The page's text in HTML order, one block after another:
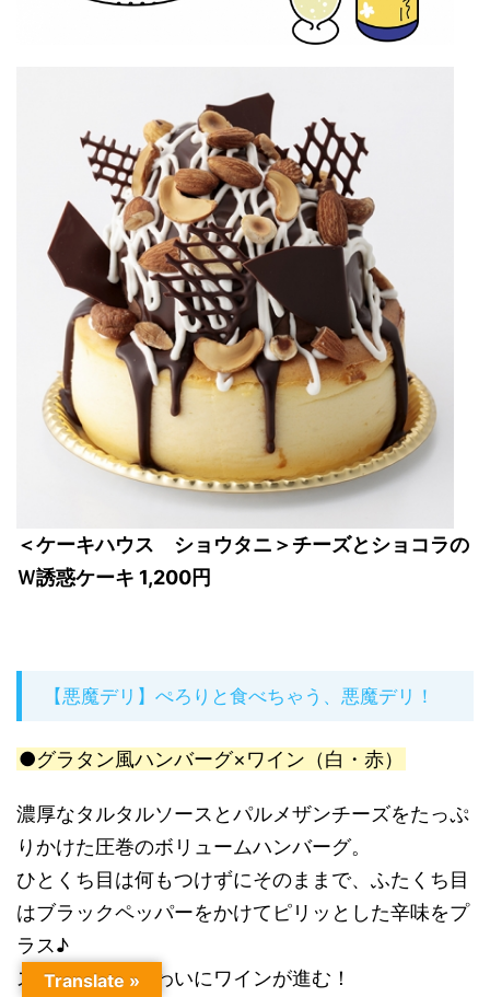
＜ケーキハウス ショウタニ＞チーズとショコラの
Ｗ誘惑ケーキ 1,200円
【悪魔デリ】ぺろりと食べちゃう、悪魔デリ！
●グラタン風ハンバーグ×ワイン（白・赤）
濃厚なタルタルソースとパルメザンチーズをたっぷ
りかけた圧巻のボリュームハンバーグ。
ひとくち目は何もつけずにそのままで、ふたくち目
はブラックペッパーをかけてピリッとした辛味をプ
ラス♪
スパイシーな味わいにワインが進む！
Translate »